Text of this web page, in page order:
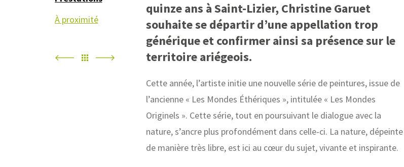
À proximité
quinze ans à Saint-Lizier, Christine Garuet
souhaite se départir d’une appellation trop
générique et confirmer ainsi sa présence sur le
territoire ariégeois.
Cette année, l’artiste initie une nouvelle série de peintures, issue de
l’ancienne « Les Mondes Éthériques », intitulée « Les Mondes
Originels ». Cette série, tout en poursuivant le dialogue avec la
nature, s’ancre plus profondément dans celle-ci. La nature, dépeinte
de manière très libre, est ici au cœur du sujet, vivante et inspirante.